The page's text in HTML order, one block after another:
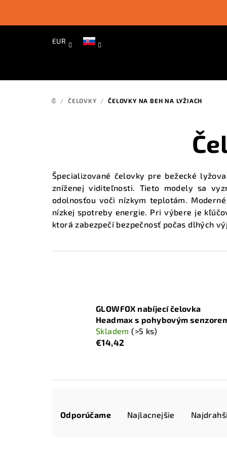
EUR
DOMOV
/ ČELOVKY / ČELOVKY NA BEH NA LYŽIACH
Špecializované čelovky pre bežecké
zníženej viditeľnosti. Tieto modely sa
odolnosťou voči nízkym teplotám.
nízkej spotreby energie. Pri výbere je
ktorá zabezpečí bezpečnosť počas dlhých
GLOWFOX nabíjecí čelovka
Headmax s pohybovým
Skladem(>5 ks)
€14,42
aOdporúčame Najlacnejšie